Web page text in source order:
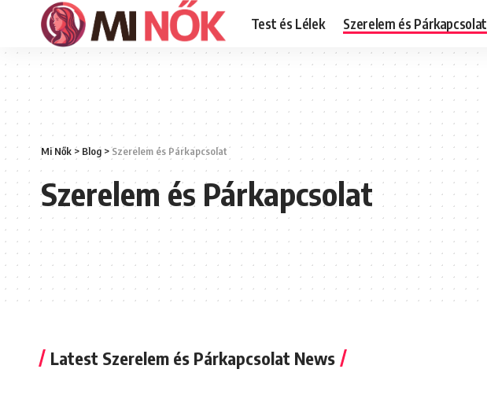
Test és Lélek Szerelem és Párkapcsolat
Mi Nők > Blog >Szerelem és Párkapcsolat
Szerelem és Párkapcsolat
Latest Szerelem és Párkapcsolat News